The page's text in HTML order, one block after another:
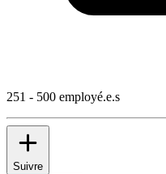
251 - 500 employé.e.s
Suivre